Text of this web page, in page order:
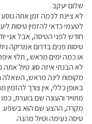
שלום יעקב.
לא ציינת לכמה זמן אתה
לטעמי כדאי להזמין טיסות
חודש לפני הטיסה, אבל אני
טיסות פנים בדרום אמריקה
או כמה ימים מראש., תלוי
לא הבנתי איזה סוג טיול אתה
מקומות לינה מראש, השאלה
באופן כללי, אין צורך
מתוייר והעונה שם בוערת,
מקרה, ההצע שם הוא בשפע.
טיסה נעימה וטיול מהנה.